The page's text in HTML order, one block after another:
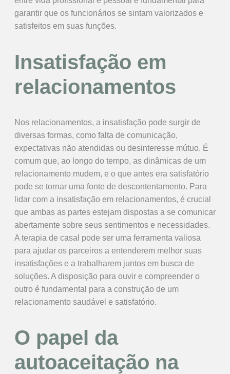
garantir que os funcionários se sintam valorizados e
satisfeitos em suas funções.
Insatisfação em
relacionamentos
Nos relacionamentos, a insatisfação pode surgir de
diversas formas, como falta de comunicação,
expectativas não atendidas ou desinteresse mútuo. É
comum que, ao longo do tempo, as dinâmicas de um
relacionamento mudem, e o que antes era satisfatório
pode se tornar uma fonte de descontentamento. Para
lidar com a insatisfação em relacionamentos, é crucial
que ambas as partes estejam dispostas a se comunicar
abertamente sobre seus sentimentos e necessidades.
A terapia de casal pode ser uma ferramenta valiosa
para ajudar os parceiros a entenderem melhor suas
insatisfações e a trabalharem juntos em busca de
soluções. A disposição para ouvir e compreender o
outro é fundamental para a construção de um
relacionamento saudável e satisfatório.
O papel da
autoaceitação na